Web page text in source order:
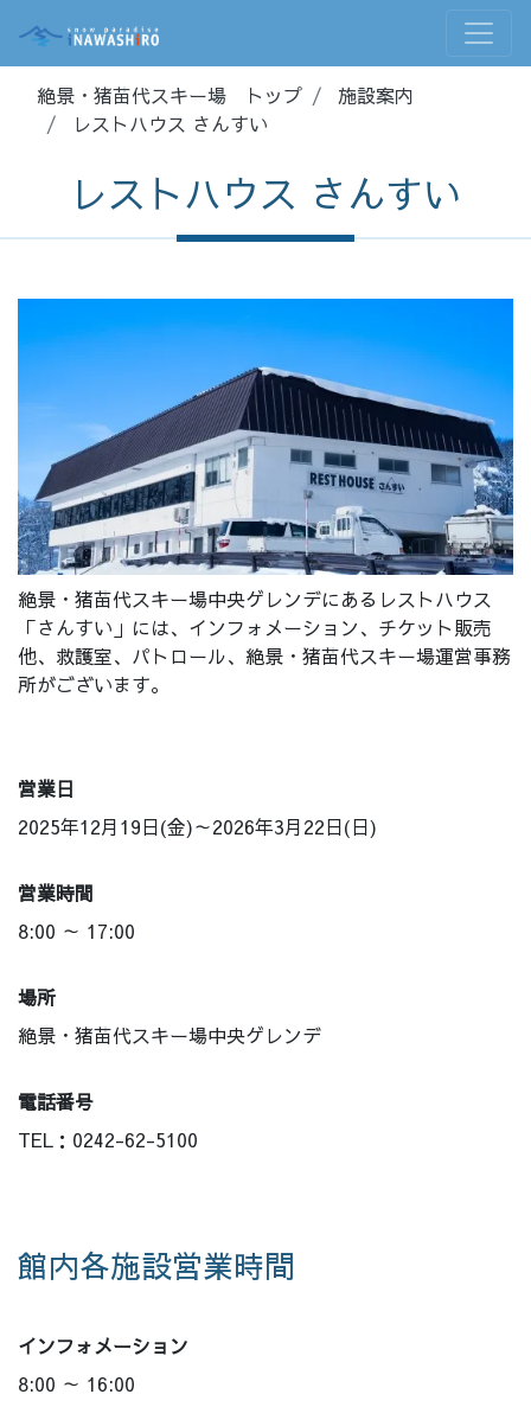
絶景・猪苗代スキー場 トップ
施設案内
レストハウス さんすい
レストハウス さんすい
絶景・猪苗代スキー場中央ゲレンデにあるレストハウス
「さんすい」には、インフォメーション、チケット販売
他、救護室、パトロール、絶景・猪苗代スキー場運営事務
所がございます。
営業日
2025年12月19日(金)～2026年3月22日(日)
営業時間
8:00 ～ 17:00
場所
絶景・猪苗代スキー場中央ゲレンデ
電話番号
TEL：0242-62-5100
館内各施設営業時間
インフォメーション
8:00 ～ 16:00